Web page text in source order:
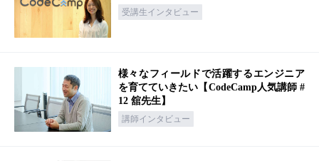
受講生インタビュー
様々なフィールドで活躍するエンジニア
を育てていきたい【CodeCamp人気講師 #
12 舘先生】
講師インタビュー